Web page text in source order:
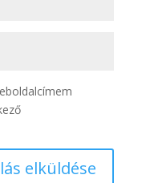
elküldése